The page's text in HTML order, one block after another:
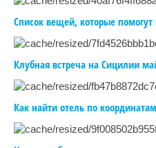
Список вещей, которые
Клубная встреча на Сицилии
Как найти отель по